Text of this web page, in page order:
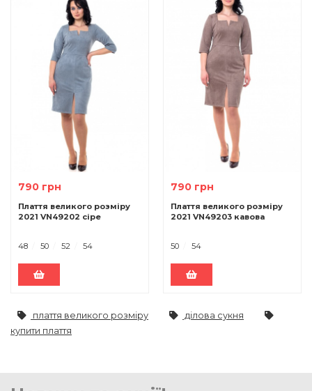
790 грн
Плаття великого розміру
2021 VN49202 сіре
48 50 52 54
790 грн
Плаття великого розміру
2021 VN49203 кавова
50 54
плаття великого розміру
ділова сукня
купити плаття